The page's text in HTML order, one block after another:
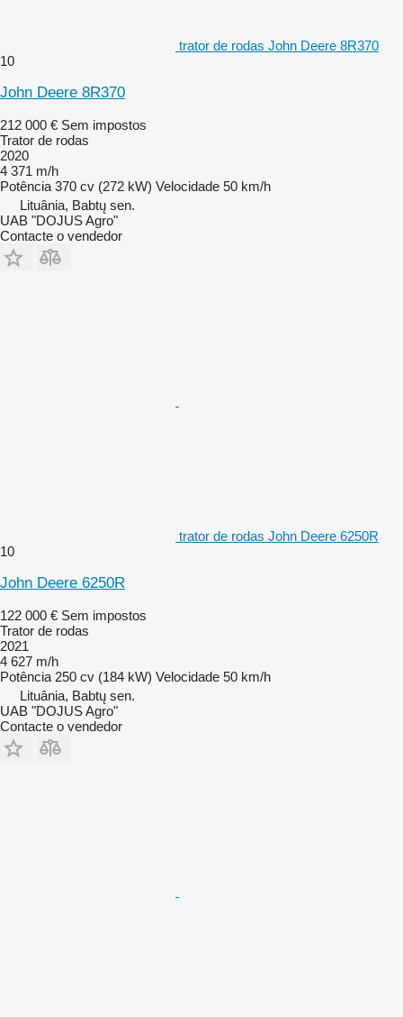
trator de rodas John Deere 8R370
10
John Deere 8R370
212 000 € Sem impostos
Trator de rodas
2020
4 371 m/h
Potência 370 cv (272 kW) Velocidade 50 km/h
Lituânia, Babtų sen.
UAB "DOJUS Agro"
Contacte o vendedor
trator de rodas John Deere 6250R
10
John Deere 6250R
122 000 € Sem impostos
Trator de rodas
2021
4 627 m/h
Potência 250 cv (184 kW) Velocidade 50 km/h
Lituânia, Babtų sen.
UAB "DOJUS Agro"
Contacte o vendedor